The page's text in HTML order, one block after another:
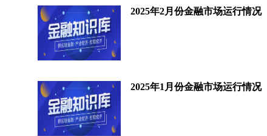
2025年2月份金融市场运行情况
2025年1月份金融市场运行情况